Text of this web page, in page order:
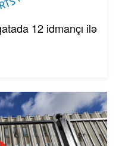
12 idmançı ilə